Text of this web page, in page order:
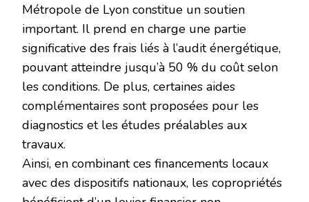
Métropole de Lyon constitue un soutien
important. Il prend en charge une partie
significative des frais liés à l’audit énergétique,
pouvant atteindre jusqu’à 50 % du coût selon
les conditions. De plus, certaines aides
complémentaires sont proposées pour les
diagnostics et les études préalables aux
travaux.
Ainsi, en combinant ces financements locaux
avec des dispositifs nationaux, les copropriétés